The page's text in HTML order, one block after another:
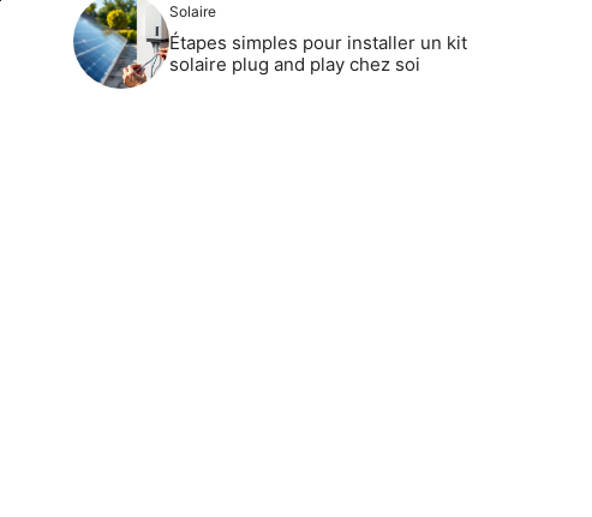
Solaire
Étapes simples pour installer un kit
solaire plug and play chez soi